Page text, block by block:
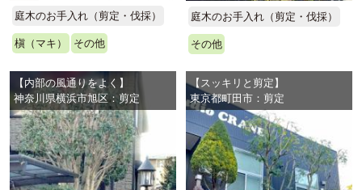
庭木のお手入れ（剪定・伐採）
槇（マキ） その他
庭木のお手入れ（剪定・伐採）
その他
【内部の風通りをよく】
神奈川県横浜市旭区：剪定
【スッキリと剪定】
東京都町田市：剪定